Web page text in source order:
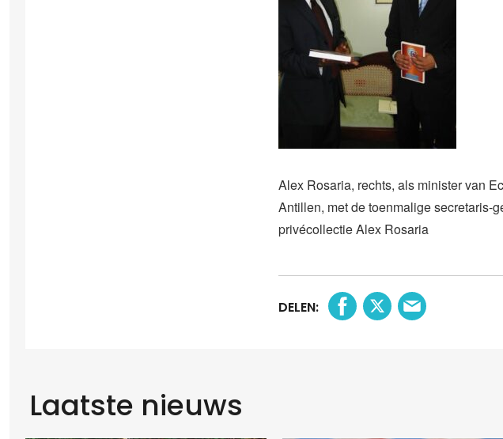
Alex Rosaria, rechts, als minister van
Antillen, met de toenmalige secretaris-
privécollectie Alex Rosaria
DELEN:
Laatste nieuws